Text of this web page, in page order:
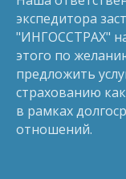
экспедитора
"ИНГОССТРАХ"
этого по
предложить
страхованию
в рамках
отношений.